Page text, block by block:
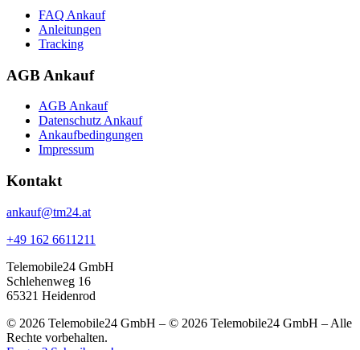
FAQ Ankauf
Anleitungen
Tracking
AGB Ankauf
AGB Ankauf
Datenschutz Ankauf
Ankaufbedingungen
Impressum
Kontakt
ankauf@tm24.at
+49 162 6611211
Telemobile24 GmbH
Schlehenweg 16
65321 Heidenrod
© 2026 Telemobile24 GmbH – © 2026 Telemobile24 GmbH – Alle
Rechte vorbehalten.